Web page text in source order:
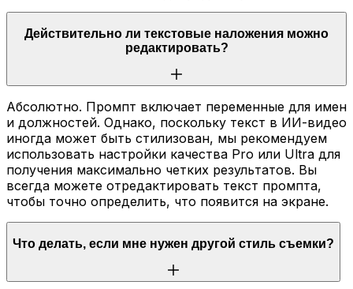
Действительно ли текстовые наложения можно
редактировать?
Абсолютно. Промпт включает переменные для имен
и должностей. Однако, поскольку текст в ИИ-видео
иногда может быть стилизован, мы рекомендуем
использовать настройки качества Pro или Ultra для
получения максимально четких результатов. Вы
всегда можете отредактировать текст промпта,
чтобы точно определить, что появится на экране.
Что делать, если мне нужен другой стиль съемки?